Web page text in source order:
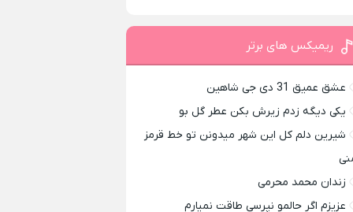
ریمیکس های برتر
عشق عمیق 31 دی جی شاهین
یکی دیگه زدم زیرش بکن عطر گل بو
شیرین دلم کل این شهر میدونن تو خط قرمز
زندان محمد محرمی
عزیزم اگر حالمو نپرسی طاقت نمیارم